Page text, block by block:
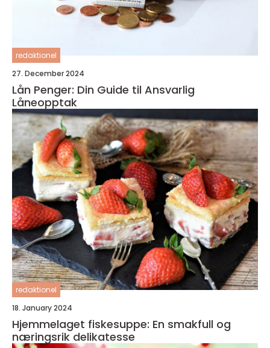
redaktionel
27. December 2024
Lån Penger: Din Guide til Ansvarlig
Låneopptak
redaktionel
18. January 2024
Hjemmelaget fiskesuppe: En smakfull og
næringsrik delikatesse